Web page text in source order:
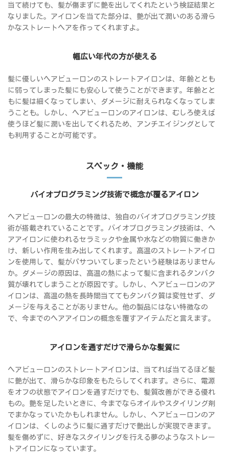
当て続けても、髪が傷まずに艶を出してくれたという検証結果と
なりました。アイロンを当てた部分は、艶が出て潤いのある滑ら
かなストレートヘアを作ってくれますよ。
幅広い年代の方が使える
髪に優しいヘアビューロンのストレートアイロンは、年齢ととも
に弱ってしまった髪にも安心して使うことができます。年齢とと
もに髪は細くなってしまい、ダメージに耐えられなくなってしま
うことも。しかし、ヘアビューロンのアイロンは、むしろ使えば
使うほど髪に潤いを出してくれるため、アンチエイジングとして
も利用することが可能です。
スペック・機能
バイオプログラミング技術で概念が覆るアイロン
ヘアビューロンの最大の特徴は、独自のバイオプログラミング技
術が搭載されていることです。バイオプログラミング技術は、ヘ
アアイロンに使われるセラミックや金属や水などの物質に働きか
け、新しい作用を生み出してくれます。高温のストレートアイロ
ンを使用して、髪がパサついてしまったという経験はありません
か。ダメージの原因は、高温の熱によって髪に含まれるタンパク
質が壊れてしまうことが原因です。しかし、ヘアビューロンのア
イロンは、高温の熱を長時間当ててもタンパク質は変性せず、ダ
メージを与えることがありません。他の製品にはない特徴なの
で、今までのヘアアイロンの概念を覆すアイテムだと言えます。
アイロンを通すだけで滑らかな髪質に
ヘアビューロンのストレートアイロンは、当てれば当てるほど髪
に艶が出て、滑らかな印象をもたらしてくれます。さらに、電源
をオフの状態でアイロンを通すだけでも、髪質改善ができる優れ
もの。艶を足したいときに、今までならオイルやスタイリング剤
でまかなっていたかもしれません。しかし、ヘアビューロンのア
イロンは、くしのように髪に通すだけで艶出しが実現できます。
髪を傷めずに、好きなスタイリングを行える夢のようなストレー
トアイロンになっています。